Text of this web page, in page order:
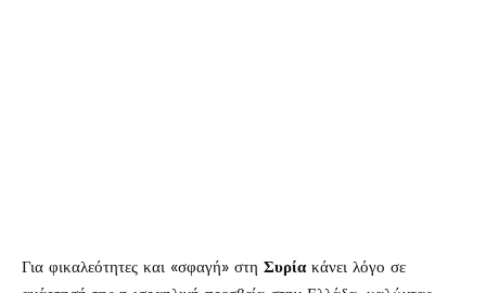
Για φικαλεότητες και «σφαγή» στη Συρία κάνει λόγο σε